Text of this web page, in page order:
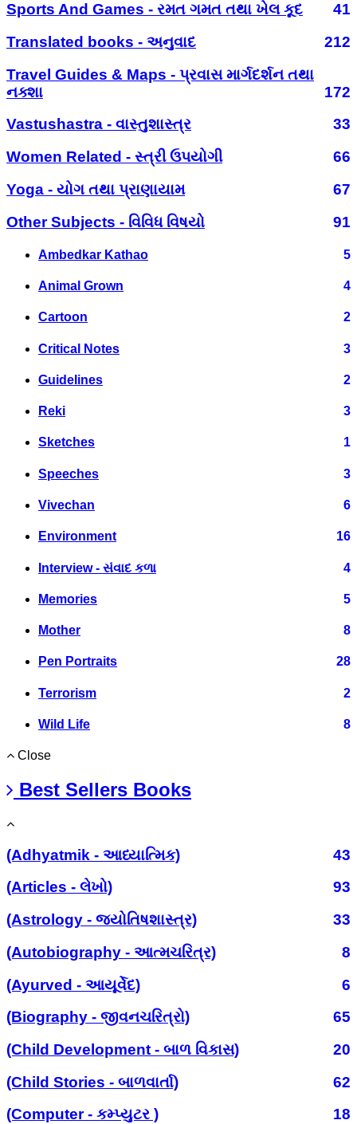
Sports And Games - રમત ગમત તથા ખેલ કૂદ
41
Translated books - અનુવાદ
212
Travel Guides & Maps - પ્રવાસ માર્ગદર્શન તથા
નક્શા
172
Vastushastra - વાસ્તુશાસ્ત્ર
33
Women Related - સ્ત્રી ઉપયોગી
66
Yoga - યોગ તથા પ્રાણાયામ
67
Other Subjects - વિવિધ વિષયો
91
Ambedkar Kathao 5
Animal Grown 4
Cartoon 2
Critical Notes 3
Guidelines 2
Reki 3
Sketches 1
Speeches 3
Vivechan 6
Environment 16
Interview - સંવાદ કળા 4
Memories 5
Mother 8
Pen Portraits 28
Terrorism 2
Wild Life 8
Close
Best Sellers Books
(Adhyatmik - આધ્યાત્મિક)
43
(Articles - લેખો)
93
(Astrology - જ્યોતિષશાસ્ત્ર)
33
(Autobiography - આત્મચરિત્ર)
8
(Ayurved - આયૂર્વેદ)
6
(Biography - જીવનચરિત્રો)
65
(Child Development - બાળ વિકાસ)
20
(Child Stories - બાળવાર્તા)
62
(Computer - કમ્પ્યુટર )
18